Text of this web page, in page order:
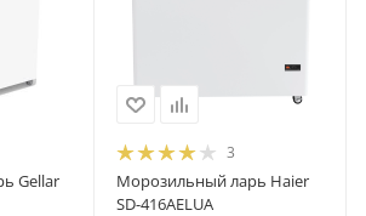
Gellar
3
Морозильный ларь Haier
SD-416AELUA